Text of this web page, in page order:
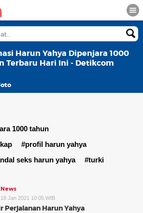
Harun Yahya Dipenjara 1000
Terbaru Hari Ini - Detikcom
1000 tahun
#profil harun yahya
seks harun yahya #turki
18 Jan 2021 10:05 WIB
Perjalanan Harun Yahya